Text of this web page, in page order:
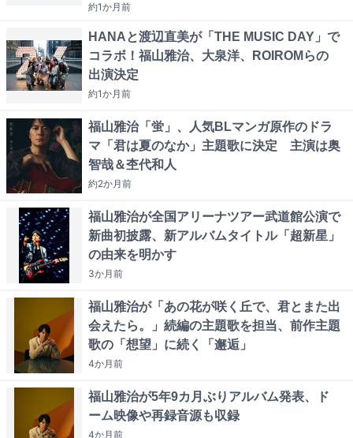
約1か月前
HANAと渡辺直美が「THE MUSIC DAY」で
コラボ！福山雅治、大泉洋、ROIROMらの
出演決定
約1か月前
福山雅治「蛍」、人気BLマンガ原作のドラ
マ「君は夏のなか」主題歌に決定 主演は奥
智哉＆杢代和人
約2か月前
福山雅治が全国アリーナツアー武道館公演で
新曲初披露、新アルバムタイトル「超新星」
の由来を明かす
3か月前
福山雅治が「あの花が咲く丘で、君とまた出
会えたら。」続編の主題歌を担当、前作主題
歌の「想望」に続く「邂逅」
4か月前
福山雅治が5年9カ月ぶりアルバム発表、ド
ーム映像や再録音源も収録
4か月前